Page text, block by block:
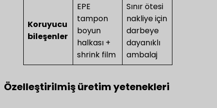
​Koruyucu
bileşenler​
EPE
tampon
boyun
halkası +
shrink film
Sınır ötesi
nakliye için
darbeye
dayanıklı
ambalaj
Özelleştirilmiş üretim yetenekleri